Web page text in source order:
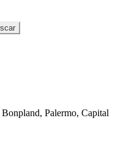
Palermo, Capital